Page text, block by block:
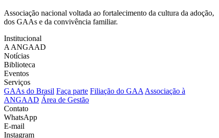
Associação nacional voltada ao fortalecimento da cultura da adoção,
dos GAAs e da convivência familiar.
Institucional
A ANGAAD
Notícias
Biblioteca
Eventos
Serviços
GAAs do Brasil Faça parte Filiação do GAA Associação à
ANGAAD Área de Gestão
Contato
WhatsApp
E-mail
Instagram